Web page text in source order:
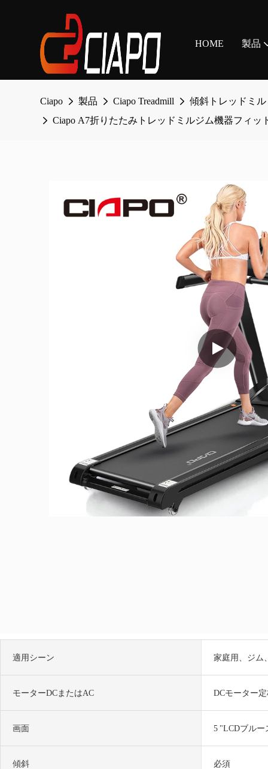
HOME 製品
Ciapo 製品 Ciapo Treadmill
傾斜トレッドミル
Ciapo A7折りたたみトレッドミルジム機器フィ
適用シーン 家庭用、ジム
モーターDCまたはAC DCモーター定
画面 5 "LCDブルー
傾斜 必須